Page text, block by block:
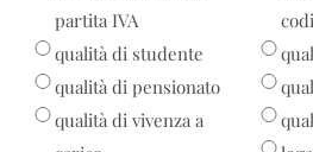
partita IVA
qualità di studente
qualità di pensionato
qualità di vivenza a